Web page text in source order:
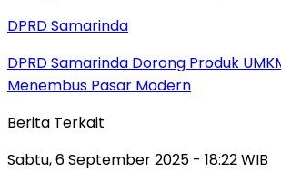
DPRD Samarinda
DPRD Samarinda Dorong Produk
Menembus Pasar Modern
Berita Terkait
Sabtu, 6 September 2025 - 18:22 WIB